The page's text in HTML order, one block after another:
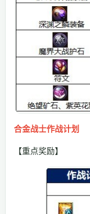
合金战士作战计划
【重点奖励】